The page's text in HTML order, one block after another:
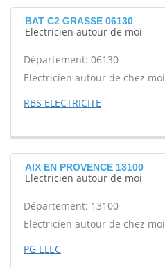
BAT C2 GRASSE 06130
Electricien autour de moi
Département: 06130
Electricien autour de chez moi
RBS ELECTRICITE
AIX EN PROVENCE 13100
Electricien autour de moi
Département: 13100
Electricien autour de chez moi
PG ELEC